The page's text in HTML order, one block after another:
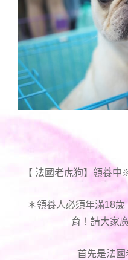
【 法國老虎狗】領養
＊領養人必須年滿18
育！請大家
首先是法國